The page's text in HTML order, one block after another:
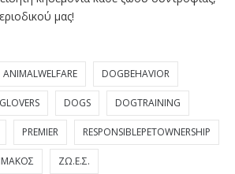
μας!
ANIMALWELFARE DOGBEHAVIOR
DOGS DOGTRAINING
PREMIER RESPONSIBLEPETOWNERSHIP
ΖΩ.Ε.Σ.